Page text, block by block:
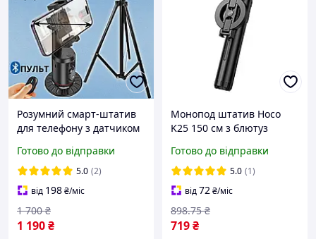
Розумний смарт-штатив
для телефону з датчиком
360 градусів, з Bluetooth-
пультом Hoco
Готово до відправки
5.0 (2)
від 198₴/міс
1 190₴
1 700 ₴
Монопод штатив Hoco
K25 150 см з блютуз
bluetooth кнопка стійка
палиця для селфі відео
Готово до відправки
5.0 (1)
від72₴/міс
719₴
898.75 ₴